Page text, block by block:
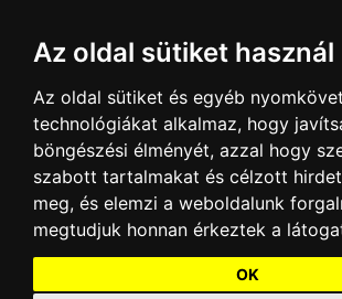
Az oldal sütiket használ
Az oldal sütiket és egyéb
technológiákat alkalmaz, hogy
böngészési élményét, azzal hogy
szabott tartalmakat és célzott
meg, és elemzi a weboldalunk
megtudjuk honnan érkeztek a
OK